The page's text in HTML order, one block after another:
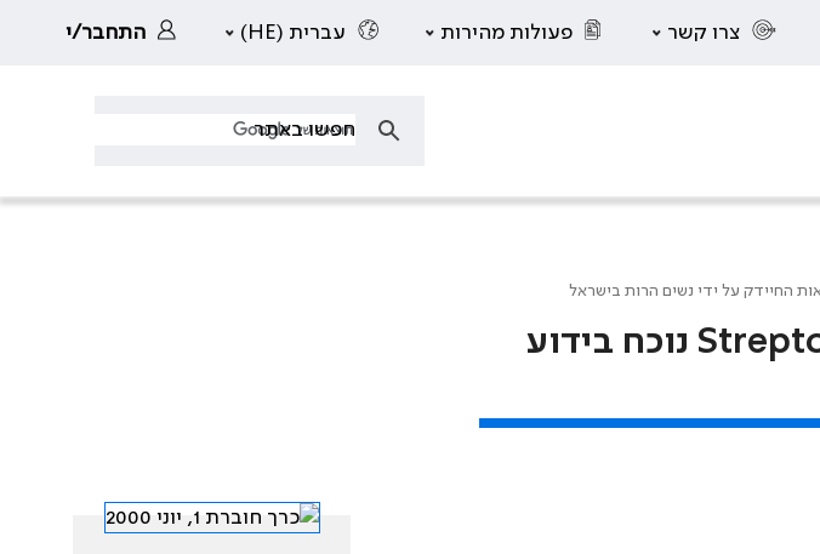
צרו קשר פעולות מהירות עברית (HE) התחבר/י
הגישה למניעת תחלואת הילוד ב- Streptococcus group B נוכח בידוע